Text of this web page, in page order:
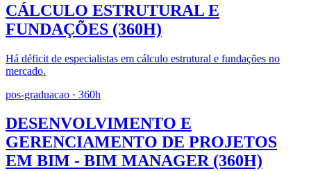
CÁLCULO ESTRUTURAL E
FUNDAÇÕES (360H)
Há déficit de especialistas em cálculo estrutural e fundações no
mercado.
pos-graduacao · 360h
DESENVOLVIMENTO E
GERENCIAMENTO DE PROJETOS
EM BIM - BIM MANAGER (360H)